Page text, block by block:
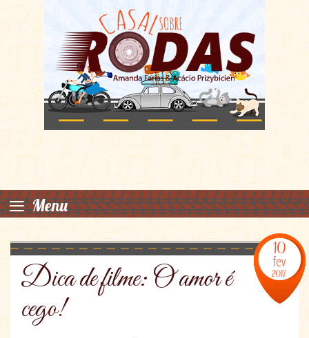
≡ Menu
10
fev
2017
Dica de filme: O amor é
cego!